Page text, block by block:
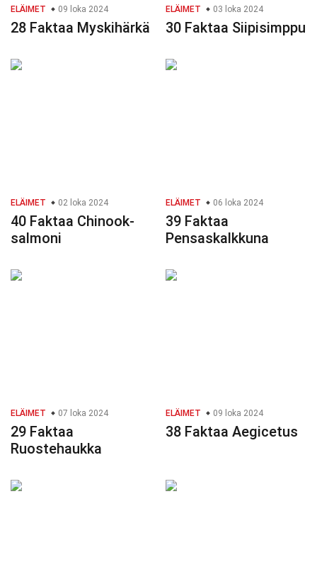
ELÄIMET 09 loka 2024
28 Faktaa Myskihärkä
ELÄIMET 03 loka 2024
30 Faktaa Siipisimppu
ELÄIMET 02 loka 2024
40 Faktaa Chinook-
salmoni
ELÄIMET 06 loka 2024
39 Faktaa
Pensaskalkkuna
ELÄIMET 07 loka 2024
29 Faktaa
Ruostehaukka
ELÄIMET 09 loka 2024
38 Faktaa Aegicetus